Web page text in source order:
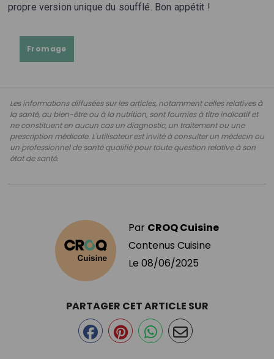
propre version unique du soufflé. Bon appétit !
Fromage
Les informations diffusées sur les articles, notamment celles relatives à
la santé, au bien-être ou à la nutrition, sont fournies à titre indicatif et
ne constituent en aucun cas un diagnostic, un traitement ou une
prescription médicale. L'utilisateur est invité à consulter un médecin ou
un professionnel de santé qualifié pour toute question relative à son
état de santé.
Par CROQ Cuisine
Contenus Cuisine
Le 08/06/2025
PARTAGER CET ARTICLE SUR